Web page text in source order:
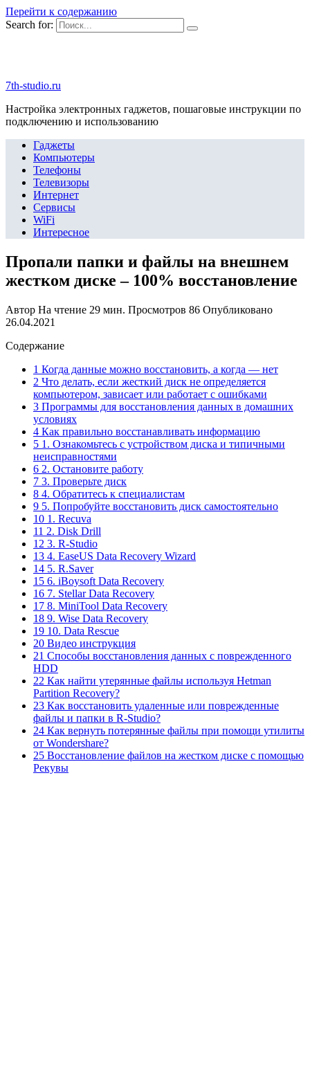
Перейти к содержанию
Search for:
7th-studio.ru
Настройка электронных гаджетов, пошаговые инструкции по
подключению и использованию
Гаджеты
Компьютеры
Телефоны
Телевизоры
Интернет
Сервисы
WiFi
Интересное
Пропали папки и файлы на внешнем
жестком диске – 100% восстановление
Автор На чтение 29 мин. Просмотров 86 Опубликовано
26.04.2021
Содержание
1 Когда данные можно восстановить, а когда — нет
2 Что делать, если жесткий диск не определяется
компьютером, зависает или работает с ошибками
3 Программы для восстановления данных в домашних
условиях
4 Как правильно восстанавливать информацию
5 1. Ознакомьтесь с устройством диска и типичными
неисправностями
6 2. Остановите работу
7 3. Проверьте диск
8 4. Обратитесь к специалистам
9 5. Попробуйте восстановить диск самостоятельно
10 1. Recuva
11 2. Disk Drill
12 3. R-Studio
13 4. EaseUS Data Recovery Wizard
14 5. R.Saver
15 6. iBoysoft Data Recovery
16 7. Stellar Data Recovery
17 8. MiniTool Data Recovery
18 9. Wise Data Recovery
19 10. Data Rescue
20 Видео инструкция
21 Способы восстановления данных с поврежденного
HDD
22 Как найти утерянные файлы используя Hetman
Partition Recovery?
23 Как восстановить удаленные или поврежденные
файлы и папки в R-Studio?
24 Как вернуть потерянные файлы при помощи утилиты
от Wondershare?
25 Восстановление файлов на жестком диске с помощью
Рекувы